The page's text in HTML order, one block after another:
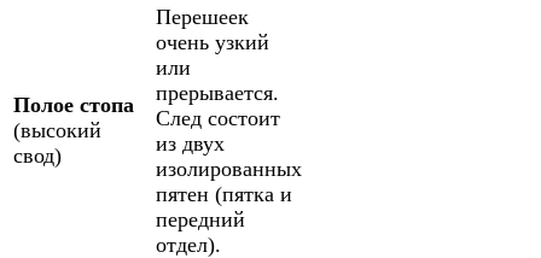
Полое стопа
(высокий
свод)
Перешеек
очень узкий
или
прерывается.
След состоит
из двух
изолированных
пятен (пятка и
передний
отдел).